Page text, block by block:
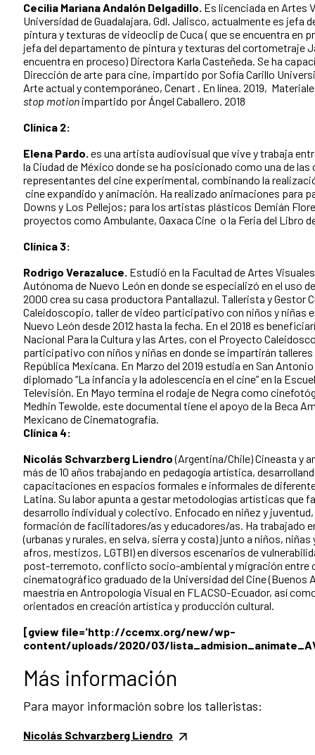
Cecilia Mariana Andalón Delgadillo. Es licenciada en Artes
Universidad de Guadalajara, Gdl. Jalisco, actualmente es jefa
pintura y texturas de videoclip de Cuca ( que se encuentra en
jefa del departamento de pintura y texturas del cortometraje
encuentra en proceso) Directora Karla Casteñeda. Se ha
Dirección de arte para cine, impartido por Sofía Carillo
Arte actual y contemporáneo, Cenart . En línea. 2019,
stop motion impartido por Ángel Caballero. 2018
Clínica 2:
Elena Pardo. es una artista audiovisual que vive y trabaja
la Ciudad de México donde se ha posicionado como una de
representantes del cine experimental, combinando la
cine expandido y animación. Ha realizado animaciones para
Downs y Los Pellejos; para los artistas plásticos Demián
proyectos como Ambulante, Oaxaca Cine o la Feria del Libro
Clínica 3:
Rodrigo Verazaluce. Estudió en la Facultad de Artes
Autónoma de Nuevo León en donde se especializó en el uso
2000 crea su casa productora Pantallazul. Tallerista y Gestor
Caleidoscopio, taller de video participativo con niños y niñas
Nuevo León desde 2012 hasta la fecha. En el 2018 es
Nacional Para la Cultura y las Artes, con el Proyecto
participativo con niños y niñas en donde se impartirán talleres
República Mexicana. En Marzo del 2019 estudia en San
diplomado “La infancia y la adolescencia en el cine” en la
Televisión. En Mayo termina el rodaje de Negra como
Medhin Tewolde, este documental tiene el apoyo de la Beca
Mexicano de Cinematografía.
Clínica 4:
Nicolás Schvarzberg Liendro(Argentina/Chile) Cineasta y
más de 10 años trabajando en pedagogía artística,
capacitaciones en espacios formales e informales de
Latina. Su labor apunta a gestar metodologías artísticas que
desarrollo individual y colectivo. Enfocado en niñez y
formación de facilitadores/as y educadores/as. Ha trabajado
(urbanas y rurales, en selva, sierra y costa) junto a niños, niñas
afros, mestizos, LGTBI) en diversos escenarios de
post-terremoto, conflicto socio-ambiental y migración entre
cinematográfico graduado de la Universidad del Cine (Buenos
maestría en Antropología Visual en FLACSO-Ecuador, así
orientados en creación artística y producción cultural.
[gview file='http://ccemx.org/new/wp-
content/uploads/2020/03/
Más información
Para mayor información sobre los talleristas:
Nicolás Schvarzberg Liendro